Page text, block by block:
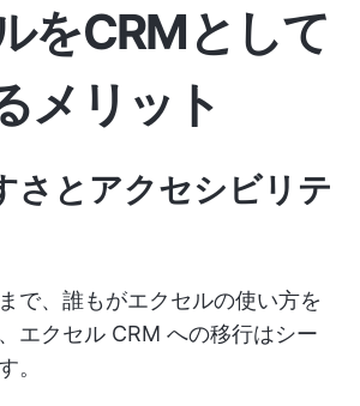
をCRMとして
メリット
さとアクセシビリテ
で、誰もがエクセルの使い方を
エクセル CRM への移行はシー
。